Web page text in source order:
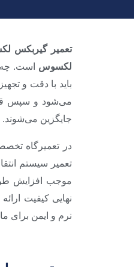
تعمیر گیربکس
لکسوس است.
باید با دقت و
می‌شود و سپس
جایگزین می‌شوند.
در تعمیرگاه
تعمیر سیستم
موجب افزایش
نهایی کیفیت
نرم و ایمن برای